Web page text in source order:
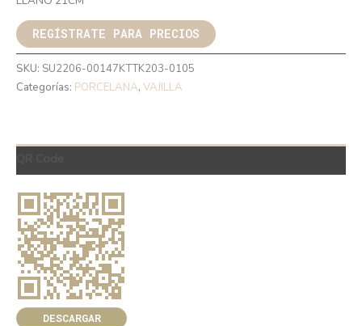
REGÍSTRATE PARA PRECIOS
SKU: SU2206-00147KTTK203-0105
Categorías: PORCELANA, VAJILLA
DESCARGAR